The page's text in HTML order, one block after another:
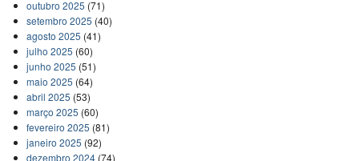
outubro 2025 (71)
setembro 2025 (40)
agosto 2025 (41)
julho 2025 (60)
junho 2025 (51)
maio 2025 (64)
abril 2025 (53)
março 2025 (60)
fevereiro 2025 (81)
janeiro 2025 (92)
dezembro 2024(74)